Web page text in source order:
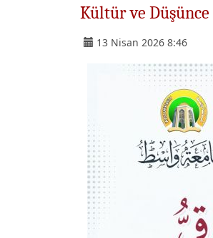
Kültür ve
13 Nisan 2026 8:46